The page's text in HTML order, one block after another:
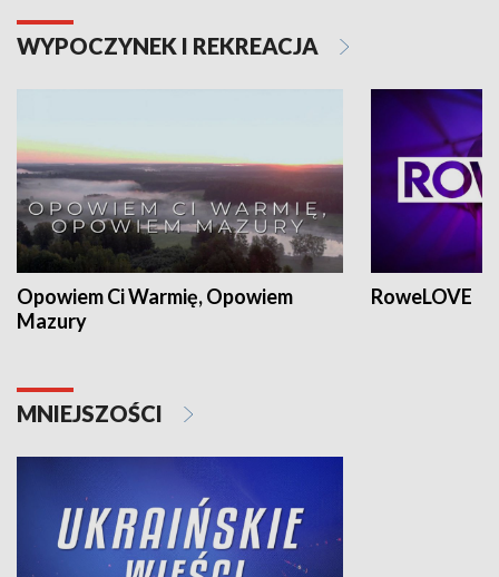
WYPOCZYNEK I REKREACJA
Opowiem Ci Warmię, Opowiem
Mazury
RoweLOVE
MNIEJSZOŚCI